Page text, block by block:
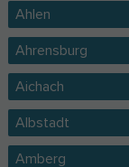
Ahlen
Ahrensburg
Aichach
Albstadt
Amberg